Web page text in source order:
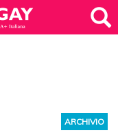
ARCHIVIO